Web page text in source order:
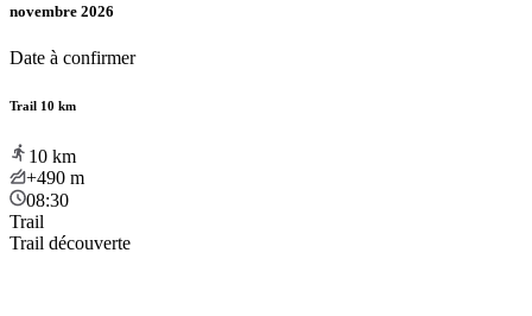
novembre 2026
Date à confirmer
Trail 10 km
10 km
+490 m
08:30
Trail
Trail découverte